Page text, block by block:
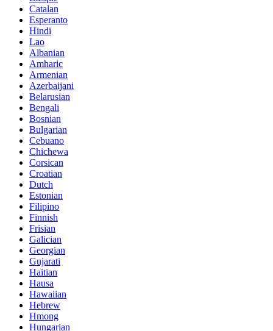
Catalan
Esperanto
Hindi
Lao
Albanian
Amharic
Armenian
Azerbaijani
Belarusian
Bengali
Bosnian
Bulgarian
Cebuano
Chichewa
Corsican
Croatian
Dutch
Estonian
Filipino
Finnish
Frisian
Galician
Georgian
Gujarati
Haitian
Hausa
Hawaiian
Hebrew
Hmong
Hungarian